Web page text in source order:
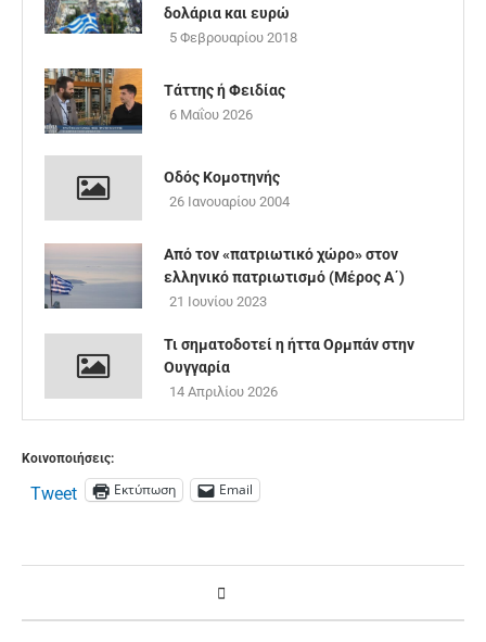
δολάρια και ευρώ
5 Φεβρουαρίου 2018
Τάττης ή Φειδίας
6 Μαΐου 2026
Οδός Κομοτηνής
26 Ιανουαρίου 2004
Από τον «πατριωτικό χώρο» στον
ελληνικό πατριωτισμό (Μέρος Α΄)
21 Ιουνίου 2023
Τι σηματοδοτεί η ήττα Ορμπάν στην
Ουγγαρία
14 Απριλίου 2026
Κοινοποιήσεις:
Tweet Εκτύπωση Email